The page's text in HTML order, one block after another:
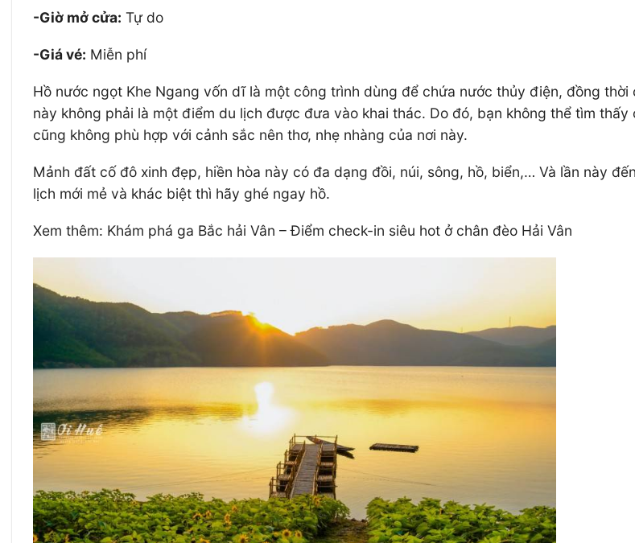
-Giờ mở cửa: Tự do
-Giá vé: Miễn phí
Hồ nước ngọt Khe Ngang vốn dĩ là một công trình dùng để chứa nước thủy điện, đồng
này không phải là một điểm du lịch được đưa vào khai thác. Do đó, bạn không thể tìm
cũng không phù hợp với cảnh sắc nên thơ, nhẹ nhàng của nơi này.
Mảnh đất cố đô xinh đẹp, hiền hòa này có đa dạng đồi, núi, sông, hồ, biển,… Và lần này
lịch mới mẻ và khác biệt thì hãy ghé ngay hồ.
Xem thêm: Khám phá ga Bắc hải Vân – Điểm check-in siêu hot ở chân đèo Hải Vân